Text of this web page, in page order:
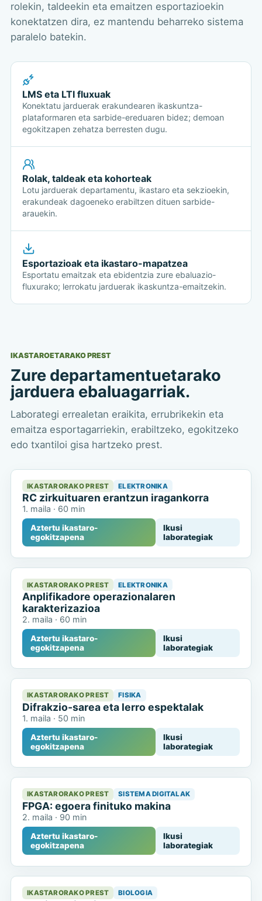
rolekin, taldeekin eta emaitzen esportazioekin
konektatzen dira, ez mantendu beharreko sistema
paralelo batekin.
LMS eta LTI fluxuak
Konektatu jarduerak erakundearen ikaskuntza-
plataformaren eta sarbide-ereduaren bidez; demoan
egokitzapen zehatza berresten dugu.
Rolak, taldeak eta kohorteak
Lotu jarduerak departamentu, ikastaro eta sekzioekin,
erakundeak dagoeneko erabiltzen dituen sarbide-
arauekin.
Esportazioak eta ikastaro-mapatzea
Esportatu emaitzak eta ebidentzia zure ebaluazio-
fluxurako; lerrokatu jarduerak ikaskuntza-emaitzekin.
IKASTAROETARAKO PREST
Zure departamentuetarako
jarduera ebaluagarriak.
Laborategi errealetan eraikita, errubrikekin eta
emaitza esportagarriekin, erabiltzeko, egokitzeko
edo txantiloi gisa hartzeko prest.
IKASTARORAKO PREST ELEKTRONIKA
RC zirkuituaren erantzun iragankorra
1. maila · 60 min
Aztertu ikastaro-
egokitzapena
Ikusi
laborategiak
IKASTARORAKO PREST ELEKTRONIKA
Anplifikadore operazionalaren
karakterizazioa
2. maila · 60 min
Aztertu ikastaro-
egokitzapena
Ikusi
laborategiak
IKASTARORAKO PREST FISIKA
Difrakzio-sarea eta lerro espektalak
1. maila · 50 min
Aztertu ikastaro-
egokitzapena
Ikusi
laborategiak
IKASTARORAKO PREST SISTEMA DIGITALAK
FPGA: egoera finituko makina
2. maila · 90 min
Aztertu ikastaro-
egokitzapena
Ikusi
laborategiak
IKASTARORAKO PREST BIOLOGIA